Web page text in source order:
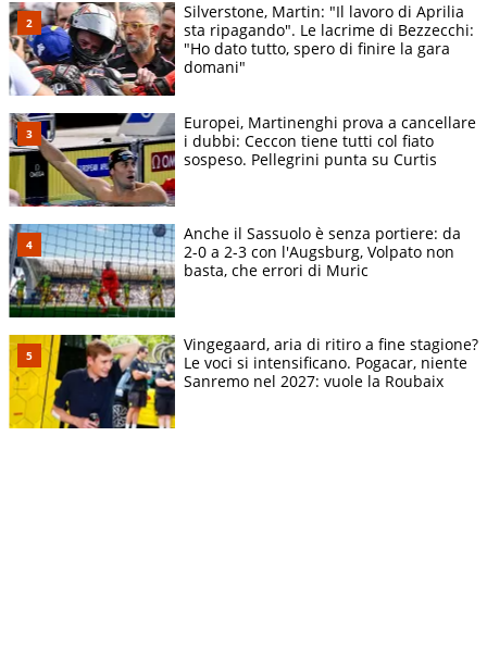
Silverstone, Martin: "Il lavoro di Aprilia
sta ripagando". Le lacrime di Bezzecchi:
"Ho dato tutto, spero di finire la gara
domani"
Europei, Martinenghi prova a cancellare
i dubbi: Ceccon tiene tutti col fiato
sospeso. Pellegrini punta su Curtis
Anche il Sassuolo è senza portiere: da
2-0 a 2-3 con l'Augsburg, Volpato non
basta, che errori di Muric
Vingegaard, aria di ritiro a fine stagione?
Le voci si intensificano. Pogacar, niente
Sanremo nel 2027: vuole la Roubaix